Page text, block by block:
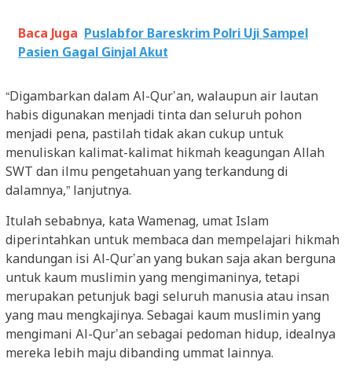
Baca Juga Puslabfor Bareskrim Polri Uji Sampel
Pasien Gagal Ginjal Akut
“Digambarkan dalam Al-Qur’an, walaupun air lautan
habis digunakan menjadi tinta dan seluruh pohon
menjadi pena, pastilah tidak akan cukup untuk
menuliskan kalimat-kalimat hikmah keagungan Allah
SWT dan ilmu pengetahuan yang terkandung di
dalamnya,” lanjutnya.
Itulah sebabnya, kata Wamenag, umat Islam
diperintahkan untuk membaca dan mempelajari hikmah
kandungan isi Al-Qur’an yang bukan saja akan berguna
untuk kaum muslimin yang mengimaninya, tetapi
merupakan petunjuk bagi seluruh manusia atau insan
yang mau mengkajinya. Sebagai kaum muslimin yang
mengimani Al-Qur’an sebagai pedoman hidup, idealnya
mereka lebih maju dibanding ummat lainnya.